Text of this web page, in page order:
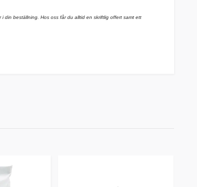
din beställning. Hos oss får du alltid en skriftlig offert samt ett